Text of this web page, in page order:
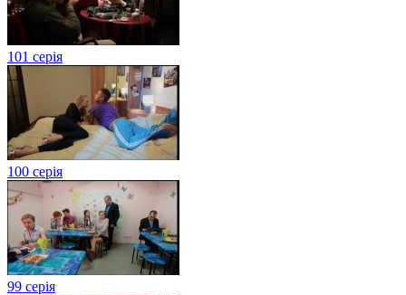
101 серія
100 серія
99 серія